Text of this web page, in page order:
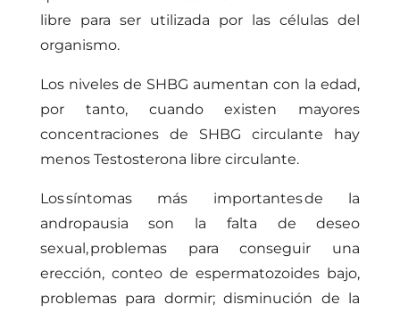
libre para ser utilizada por las células del
organismo.
Los niveles de SHBG aumentan con la edad,
por tanto, cuando existen mayores
concentraciones de SHBG circulante hay
menos Testosterona libre circulante.
Los síntomas más importantes de la
andropausia son la falta de deseo
sexual, problemas para conseguir una
erección, conteo de espermatozoides bajo,
problemas para dormir; disminución de la